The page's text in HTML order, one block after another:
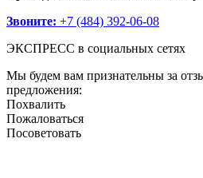
Звоните: +7 (484) 392-06-08
ЭКСПРЕСС в социальных сетях
Мы будем вам признательны за
предложения:
Похвалить
Пожаловаться
Посоветовать